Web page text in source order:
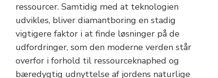
ressourcer. Samtidig med at teknologien
udvikles, bliver diamantboring en stadig
vigtigere faktor i at finde løsninger på de
udfordringer, som den moderne verden står
overfor i forhold til ressourceknaphed og
bæredygtig udnyttelse af jordens naturlige